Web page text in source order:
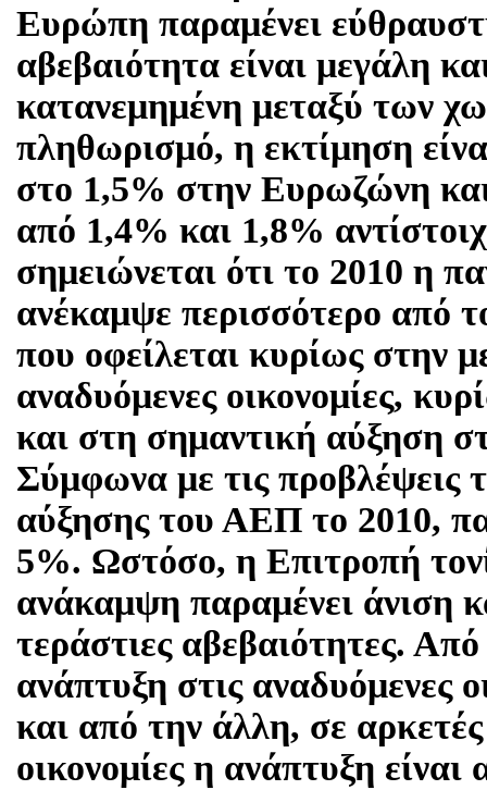
Ευρώπη παραμένει
αβεβαιότητα είναι μεγάλη
κατανεμημένη μεταξύ των
πληθωρισμό, η εκτίμηση
στο 1,5% στην Ευρωζώνη
από 1,4% και 1,8%
σημειώνεται ότι το 2010 η
ανέκαμψε περισσότερο από
που οφείλεται κυρίως στην
αναδυόμενες οικονομίες,
και στη σημαντική αύξηση
Σύμφωνα με τις προβλέψεις
αύξησης του ΑΕΠ το 2010,
5%. Ωστόσο, η Επιτροπή
ανάκαμψη παραμένει άνιση
τεράστιες αβεβαιότητες.
ανάπτυξη στις αναδυόμενες
και από την άλλη, σε
οικονομίες η ανάπτυξη